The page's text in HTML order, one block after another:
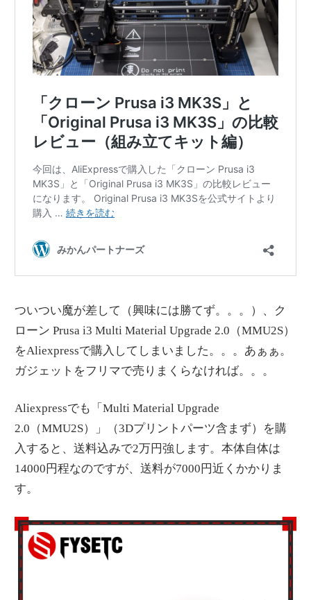
ついつい魔が差して（興味には勝てず。。。）、ク
ローン Prusa i3 Multi Material Upgrade 2.0（MMU2S）
をAliexpressで購入してしまいました。。。あぁぁ。
ガジェットをフリマで売りまくらなければ。。。
Aliexpressでも「Multi Material Upgrade
2.0（MMU2S）」（3Dプリントパーツ含まず）を購
入すると、送料込みで2万円強します。本体自体は
14000円程なのですが、送料が7000円近くかかりま
す。